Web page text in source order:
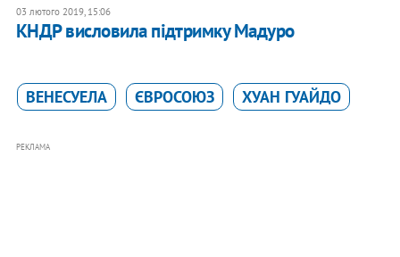
03 лютого 2019, 15:06
КНДР висловила підтримку Мадуро
ВЕНЕСУЕЛА ЄВРОСОЮЗ ХУАН ГУАЙДО
РЕКЛАМА